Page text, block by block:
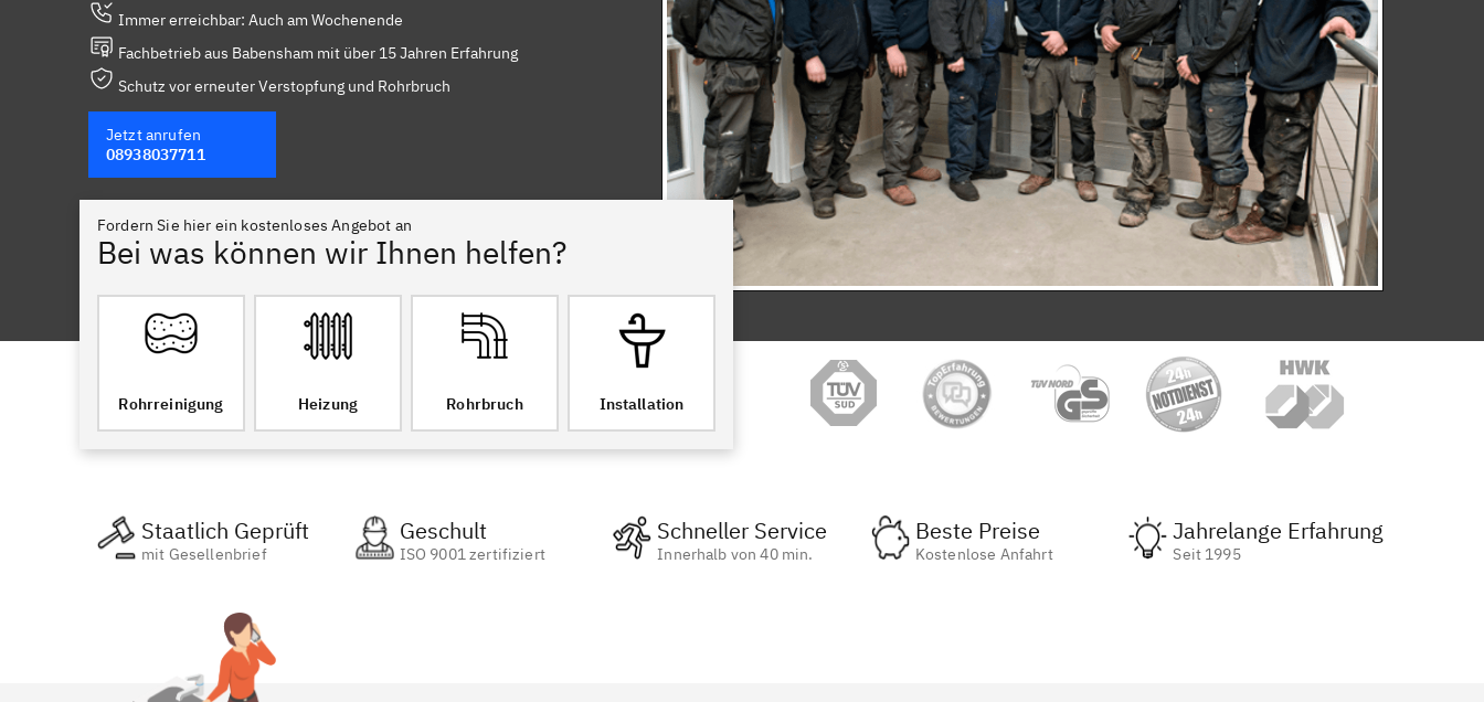
Immer erreichbar: Auch am Wochenende
Fachbetrieb aus Babensham mit über 15 Jahren Erfahrung
Schutz vor erneuter Verstopfung und Rohrbruch
Jetzt anrufen
08938037711
Fordern Sie hier ein kostenloses Angebot an
Bei was können wir Ihnen helfen?
Rohrreinigung Heizung Rohrbruch Installation
Staatlich Geprüft
mit Gesellenbrief
Geschult
ISO 9001 zertifiziert
Schneller Service
Innerhalb von 40 min.
Beste Preise
Kostenlose Anfahrt
Jahrelange Erfahrung
Seit 1995